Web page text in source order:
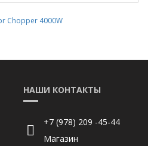
Chopper 4000W
НАШИ КОНТАКТЫ
+7 (978) 209 -45-44
Магазин